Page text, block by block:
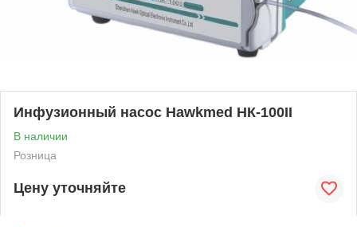
Инфузионный насос Hawkmed НК-100II
В наличии
Розница
Цену уточняйте